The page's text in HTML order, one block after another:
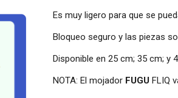
Es muy ligero para que se
Bloqueo seguro y las piezas
Disponible en 25 cm; 35 cm; y
NOTA: El mojador FUGU FLIQ